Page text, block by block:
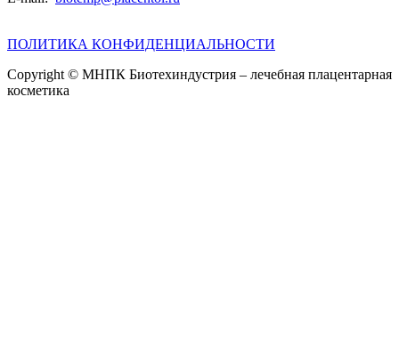
ПОЛИТИКА КОНФИДЕНЦИАЛЬНОСТИ
Copyright © МНПК Биотехиндустрия – лечебная плацентарная
косметика